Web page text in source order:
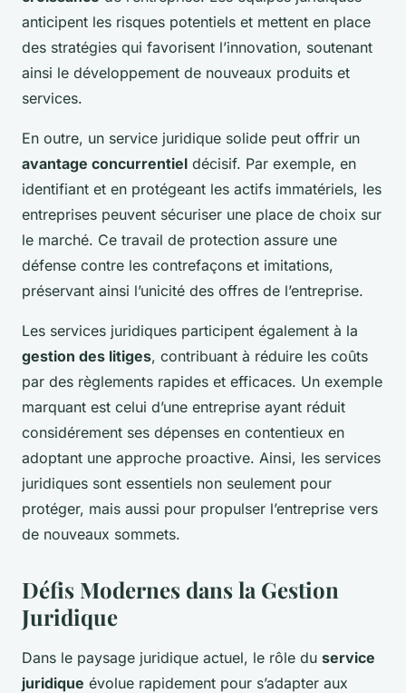
anticipent les risques potentiels et mettent en place
des stratégies qui favorisent l’innovation, soutenant
ainsi le développement de nouveaux produits et
services.
En outre, un service juridique solide peut offrir un
avantage concurrentiel décisif. Par exemple, en
identifiant et en protégeant les actifs immatériels, les
entreprises peuvent sécuriser une place de choix sur
le marché. Ce travail de protection assure une
défense contre les contrefaçons et imitations,
préservant ainsi l’unicité des offres de l’entreprise.
Les services juridiques participent également à la
gestion des litiges, contribuant à réduire les coûts
par des règlements rapides et efficaces. Un exemple
marquant est celui d’une entreprise ayant réduit
considérement ses dépenses en contentieux en
adoptant une approche proactive. Ainsi, les services
juridiques sont essentiels non seulement pour
protéger, mais aussi pour propulser l’entreprise vers
de nouveaux sommets.
Défis Modernes dans la Gestion
Juridique
Dans le paysage juridique actuel, le rôle du service
juridique évolue rapidement pour s’adapter aux